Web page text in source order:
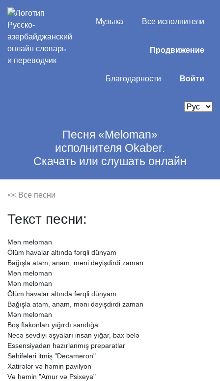
Музыка Все исполнители
Продвижение
Благодарности Войти
Песня «Meloman»
исполнителя Okaber.
Скачать или слушать онлайн
<< Все песни
Текст песни:
Mən meloman
Ölüm havalar altında fərqli dünyam
Bağışla atam, anam, məni dəyişdirdi zaman
Mən meloman
Mən meloman
Ölüm havalar altında fərqli dünyam
Bağışla atam, anam, məni dəyişdirdi zaman
Mən meloman
Boş flakonları yığırdı sandığa
Necə sevdiyi əşyaları insan yığar, bax belə
Essensiyadan hazırlanmış preparatlar
Səhifələri itmiş "Decameron"
Xatirələr və həmin pavilyon
Və həmin "Amur və Psixeya"